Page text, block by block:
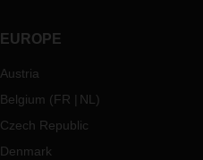
EUROPE
Austria
Belgium (FR NL )
Czech Republic
Denmark